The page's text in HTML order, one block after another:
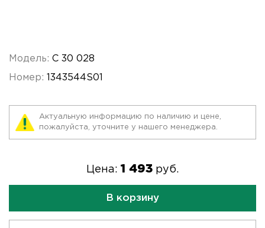
Модель: C 30 028
Номер: 1343544S01
Актуальную информацию по наличию и цене,
пожалуйста, уточните у нашего менеджера.
Цена: 1 493 руб.
В корзину